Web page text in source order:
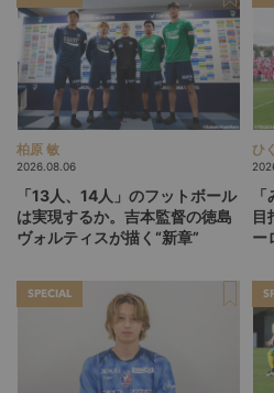
柏原 敏
2026.08.06
「13人、14人」のフットボール
は実現するか。吉本監督の徳島
ヴォルティスが描く“新章”
ひ
目
ー
SPECIAL